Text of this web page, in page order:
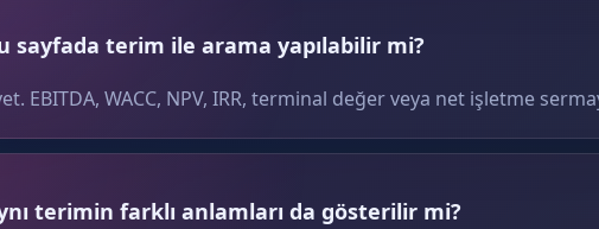
sayfada terim ile arama yapılabilir mi?
EBITDA, WACC, NPV, IRR, terminal değer veya net işletme
terimin farklı anlamları da gösterilir mi?